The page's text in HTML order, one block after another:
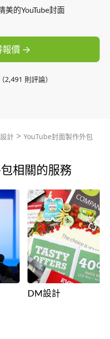
美的YouTube封面
價
（2,491 則評論）
計 > YouTube封面製作外包
相關的服務
DM設計